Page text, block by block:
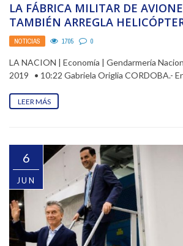
LA FÁBRICA MILITAR DE
TAMBIÉN ARREGLA
PEDIRLE MENOS PLATA AL
NOTICIAS 1705 0
LA NACION | Economía | Gendarmería
2019 • 10:22 Gabriela Origlia CORDOBA.-
LEER MÁS
6
JUN